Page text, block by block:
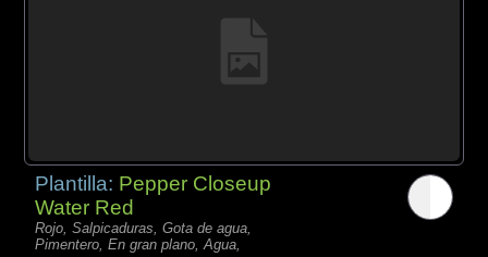
Plantilla: Pepper Closeup
Water Red
Rojo, Salpicaduras, Gota de agua,
Pimentero, En gran plano, Agua,